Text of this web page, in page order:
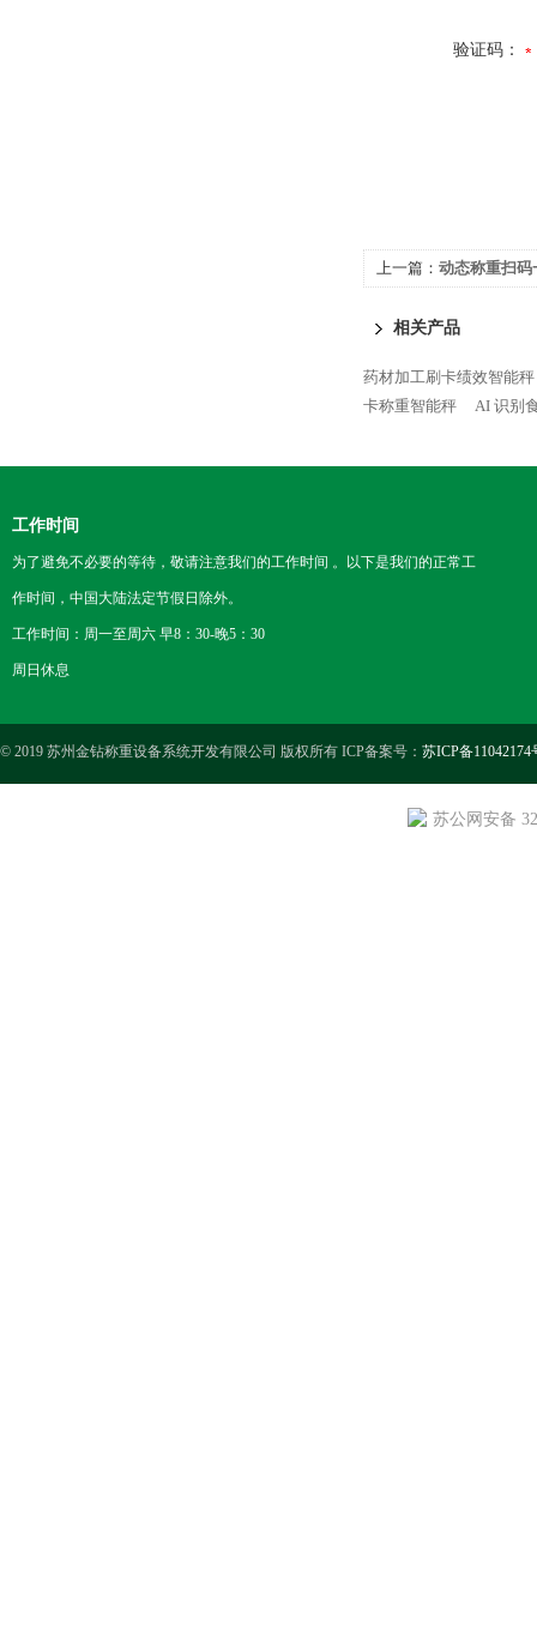
验证码：
上一篇： 动态称重扫码
相关产品
药材加工刷卡绩效智能秤
卡称重智能秤
AI 识别
工作时间
为了避免不必要的等待，敬请注意我们的工作时间 。以下是我们的正常工
作时间，中国大陆法定节假日除外。
工作时间：周一至周六 早8：30-晚5：30
周日休息
© 2019 苏州金钻称重设备系统开发有限公司 版权所有 ICP备案号： 苏ICP备11042174
苏公网安备